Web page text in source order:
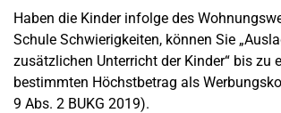
Haben die Kinder infolge des
Schule Schwierigkeiten, können Sie
zusätzlichen Unterricht der Kinder“ bis zu
bestimmten Höchstbetrag als
9 Abs. 2 BUKG 2019).